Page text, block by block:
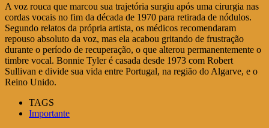
A voz rouca que marcou sua trajetória surgiu após uma cirurgia nas
cordas vocais no fim da década de 1970 para retirada de nódulos.
Segundo relatos da própria artista, os médicos recomendaram
repouso absoluto da voz, mas ela acabou gritando de frustração
durante o período de recuperação, o que alterou permanentemente o
timbre vocal. Bonnie Tyler é casada desde 1973 com Robert
Sullivan e divide sua vida entre Portugal, na região do Algarve, e o
Reino Unido.
TAGS
Importante